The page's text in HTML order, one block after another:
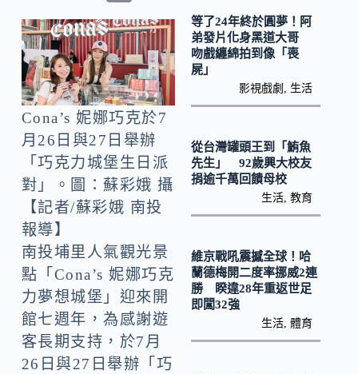
b
o
o
k
o
p
y
Li
n
k
Cona’s 妮娜巧克於7
月26日與27日舉辦
「巧克力城堡生日派
對」。圖：蘇彩娥 攝
【記者/蘇彩娥 南投
報導】
南投埔里人氣觀光景
點「Cona’s 妮娜巧克
力夢想城堡」迎來開
館七週年，為感謝遊
客長期支持，於7月
26日與27日舉辦「巧
等了24年終於圓夢！阿
弟發片化身黑道大哥
吻戲纏綿拍到像「喪
屍」
影視戲劇 生活
從台灣罐頭王到「鮪魚
先生」 92歲興大校友
捐逾千萬回饋母校
生活 ,教育
維京戰吼震撼全球！哈
蘭德梅開二度率挪威2連
勝 睽違28年重返世足
即闖32強
生活 ,體育